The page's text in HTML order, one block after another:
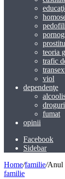
teoria
trafic
viol
dependenţe
droguri
fumat
opinii
Facebook
Sidebar
Home/familie/Anul
familie